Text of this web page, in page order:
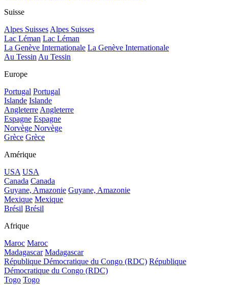
Suisse
Alpes SuissesAlpes Suisses
Lac Léman Lac Léman
La Genève Internationale La Genève Internationale
Au TessinAu Tessin
Europe
Portugal Portugal
Islande Islande
AngleterreAngleterre
Espagne Espagne
Norvège Norvège
Grèce Grèce
Amérique
USA USA
Canada Canada
Guyane, Amazonie Guyane, Amazonie
Mexique Mexique
Brésil Brésil
Afrique
Maroc Maroc
Madagascar Madagascar
République Démocratique du Congo (RDC) République
Démocratique du Congo (RDC)
Togo Togo